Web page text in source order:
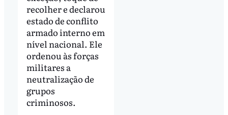
recolher e declarou
estado de conflito
armado interno em
nível nacional. Ele
ordenou às forças
militares a
neutralização de
grupos
criminosos.